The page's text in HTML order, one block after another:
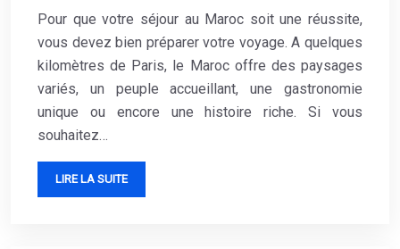
Pour que votre séjour au Maroc soit une réussite,
vous devez bien préparer votre voyage. A quelques
kilomètres de Paris, le Maroc offre des paysages
variés, un peuple accueillant, une gastronomie
unique ou encore une histoire riche. Si vous
souhaitez…
LIRE LA SUITE